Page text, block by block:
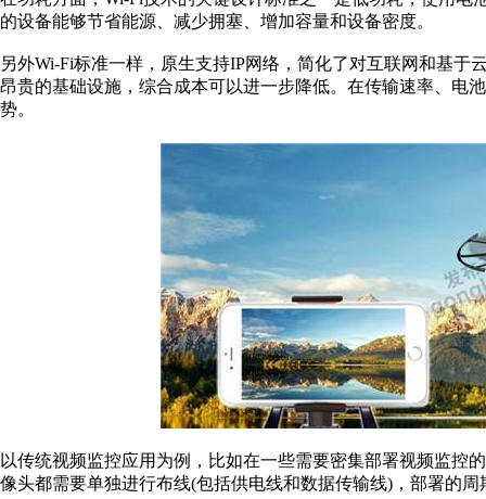
的设备能够节省能源、减少拥塞、增加容量和设备密度。
另外Wi-Fi标准一样，原生支持IP网络，简化了对互联网和基
昂贵的基础设施，综合成本可以进一步降低。在传输速率、电
势。
以传统视频监控应用为例，比如在一些需要密集部署视频监控
像头都需要单独进行布线(包括供电线和数据传输线)，部署的